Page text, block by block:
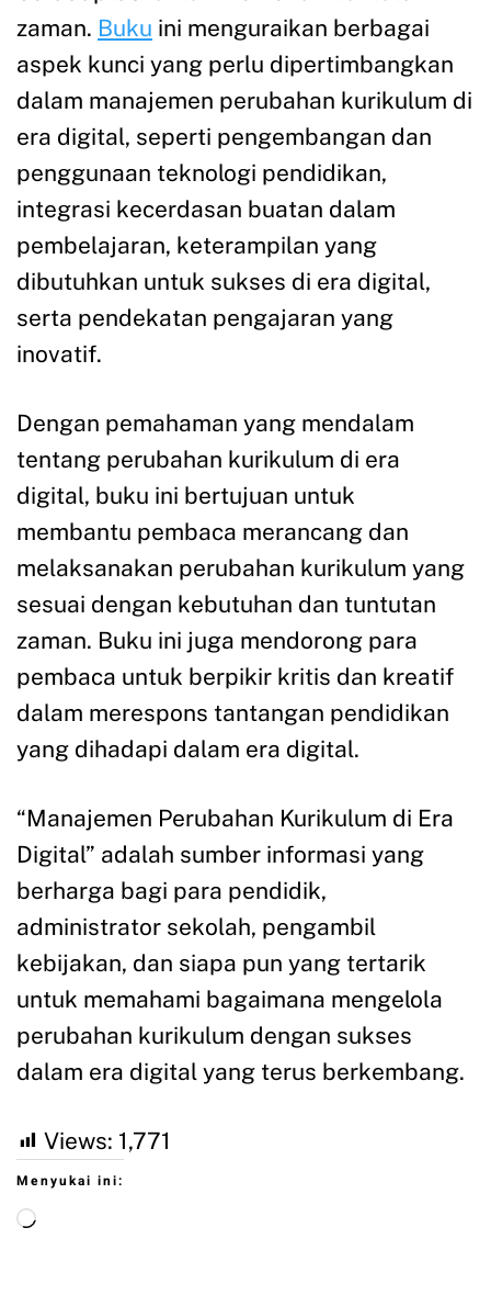
zaman. Buku ini menguraikan berbagai
aspek kunci yang perlu dipertimbangkan
dalam manajemen perubahan kurikulum di
era digital, seperti pengembangan dan
penggunaan teknologi pendidikan,
integrasi kecerdasan buatan dalam
pembelajaran, keterampilan yang
dibutuhkan untuk sukses di era digital,
serta pendekatan pengajaran yang
inovatif.
Dengan pemahaman yang mendalam
tentang perubahan kurikulum di era
digital, buku ini bertujuan untuk
membantu pembaca merancang dan
melaksanakan perubahan kurikulum yang
sesuai dengan kebutuhan dan tuntutan
zaman. Buku ini juga mendorong para
pembaca untuk berpikir kritis dan kreatif
dalam merespons tantangan pendidikan
yang dihadapi dalam era digital.
“Manajemen Perubahan Kurikulum di Era
Digital” adalah sumber informasi yang
berharga bagi para pendidik,
administrator sekolah, pengambil
kebijakan, dan siapa pun yang tertarik
untuk memahami bagaimana mengelola
perubahan kurikulum dengan sukses
dalam era digital yang terus berkembang.
Views: 1,771
Menyukai ini: